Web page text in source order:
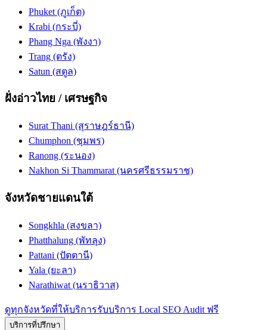
Phuket (ภูเก็ต)
Krabi (กระบี่)
Phang Nga (พังงา)
Trang (ตรัง)
Satun (สตูล)
ฝั่งอ่าวไทย / เศรษฐกิจ
Surat Thani (สุราษฎร์ธานี)
Chumphon (ชุมพร)
Ranong (ระนอง)
Nakhon Si Thammarat (นครศรีธรรมราช)
จังหวัดชายแดนใต้
Songkhla (สงขลา)
Phatthalung (พัทลุง)
Pattani (ปัตตานี)
Yala (ยะลา)
Narathiwat (นราธิวาส)
ดูทุกจังหวัดที่ให้บริการรับบริการ Local SEO Audit ฟรี
บริการที่ปรึกษา